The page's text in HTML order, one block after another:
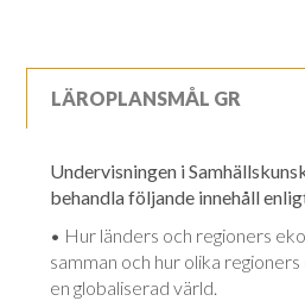
LÄROPLANSMÅL GR
Undervisningen i
behandla följande innehåll
• Hur länders och regioners
samman och hur olika
en globaliserad värld.